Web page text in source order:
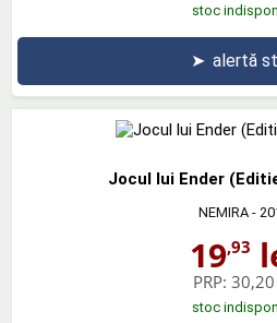
stoc
➤ alertă
Jocul lui Ender
NEMIRA -
19,93
PRP:
stoc